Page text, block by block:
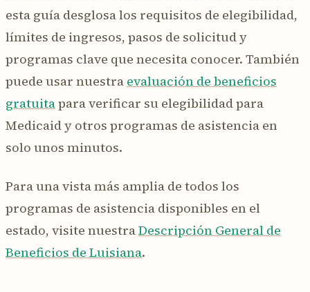
esta guía desglosa los requisitos de elegibilidad,
límites de ingresos, pasos de solicitud y
programas clave que necesita conocer. También
puede usar nuestra evaluación de beneficios
gratuitapara verificar su elegibilidad para
Medicaid y otros programas de asistencia en
solo unos minutos.
Para una vista más amplia de todos los
programas de asistencia disponibles en el
estado, visite nuestraDescripción General de
Beneficios de Luisiana.